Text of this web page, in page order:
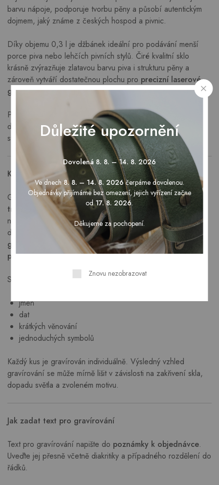
barvu nápoje, podporuje tvorbu pěny a působí autentickým
dojmem, jaký známe z českých hospod a pivnic.
Díky objemu 0,3 l je džbánek ideální pro podávání menší
porce piva nebo lehčích pivních stylů. Čiré kvalitní sklo
krásně zvýrazňuje zlatavou barvu piva i strukturu pěny a
zároveň vytváří dostatečnou plochu pro precizní laserové
gravírování, které na skle působí elegantně a přirozeně.
Pivní sklenice s gravírováním je skvělou volbou jako osobní
dárek pro milovníky piva, originální narozeninový dárek nebo
stylový firemní dárek.
Kvalitní gravírování přímo do skla
Gravírování je prováděno laserem přímo do skla, takže je
trvalé, neodírá se a nebledne ani při běžném používání
nebo mytí. Gravírování vytváří jemný matný efekt, který je
dobře viditelný a zároveň působí elegantně.Standardně je
gravírování umístěno na jednu stranu sklenice, za
příplatek lze zvolit také gravírování z druhé strany.
Sklenice je vhodná pro gravírování:
jmen
dat
krátkých věnování
jednoduchých symbolů
Každý kus je gravírován individuálně. Výsledný vzhled
gravírování se může mírně lišit v závislosti na zakřivení skla,
dopadu světla a zvoleném motivu.
Jak zadat text pro gravírování
Text pro gravírování napište do poznámky k objednávce.
Uveďte jej přesně včetně diakritiky a případného rozdělení do
řádků.
Důležité upozornění
Dovolená 8. 8. – 14. 8. 2026
Ve dnech8. 8. – 14. 8. 2026čerpáme dovolenou.
Objednávky přijímáme bez omezení, jejich vyřízení začne
od17. 8. 2026.
Děkujeme za pochopení.
Znovu nezobrazovat